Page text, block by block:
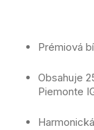
Prémiová
Obsahuje
Piemonte